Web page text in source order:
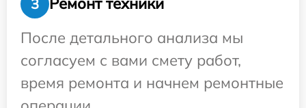
3
После детального анализа мы
согласуем с вами смету работ,
время ремонта и начнем ремонтные